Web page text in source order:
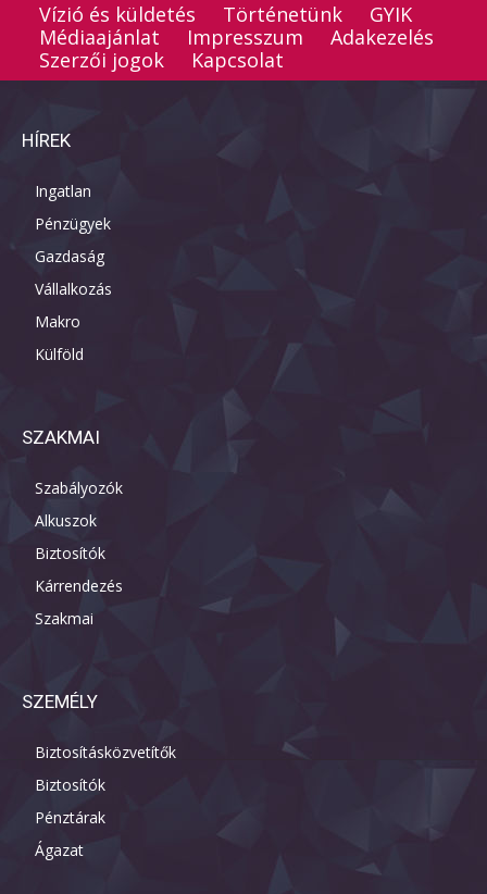
Vízió és küldetés Történetünk
GYIK
Médiaajánlat
Impresszum
Adakezelés
Szerzői jogok
Kapcsolat
HÍREK
Ingatlan
Pénzügyek
Gazdaság
Vállalkozás
Makro
Külföld
SZAKMAI
Szabályozók
Alkuszok
Biztosítók
Kárrendezés
Szakmai
SZEMÉLY
Biztosításközvetítők
Biztosítók
Pénztárak
Ágazat